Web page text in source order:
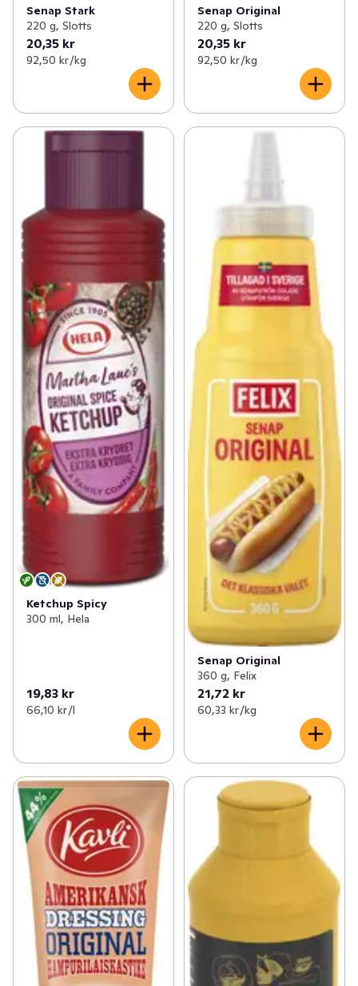
Senap Stark
220 g, Slotts
20,35 kr
92,50 kr /kg
Senap Original
220 g, Slotts
20,35 kr
92,50 kr /kg
Ketchup Spicy
300 ml, Hela
19,83 kr
66,10 kr /l
Senap Original
360 g, Felix
21,72 kr
60,33 kr /kg